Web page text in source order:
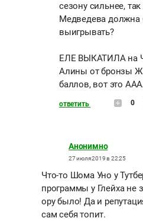
сезону сильнее,
Медведева
выигрывать?
ЕЛЕ ВЫКАТИЛА на
Алины от бронзы
баллов, вот это
ответить 0
Анонимно
27 июля 2019 в 22:25
Что-то Шома Уно у
программы у Глейха не
ору было! Да и
сам себя топит.